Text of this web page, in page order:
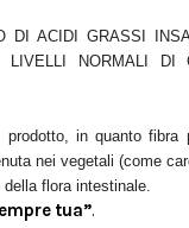
DI ACIDI GRASSI
LIVELLI NORMALI DI
prodotto, in quanto
nei vegetali (come
flora intestinale.
tua”.